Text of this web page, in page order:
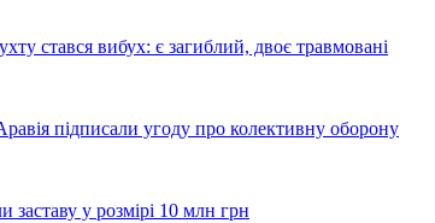
стався вибух: є загиблий, двоє травмовані
підписали угоду про колективну оборону
заставу у розмірі 10 млн грн